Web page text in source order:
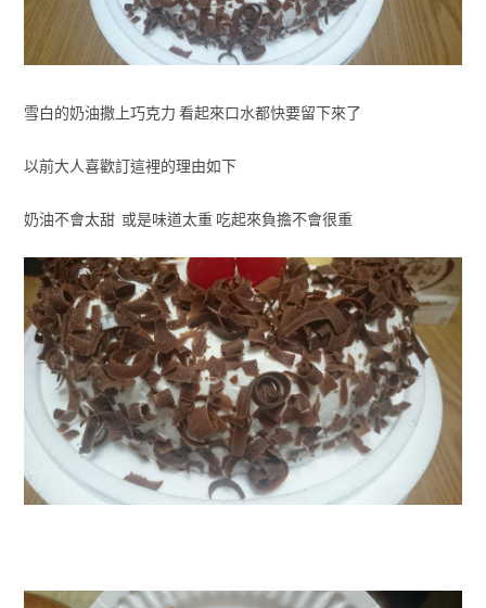
雪白的奶油撒上巧克力 看起來口水都快要留下來了
以前大人喜歡訂這裡的理由如下
奶油不會太甜 或是味道太重 吃起來負擔不會很重